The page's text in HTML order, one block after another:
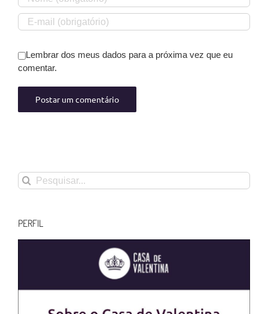
Lembrar dos meus dados para a próxima vez que eu
comentar.
Buscar
resultados
PERFIL